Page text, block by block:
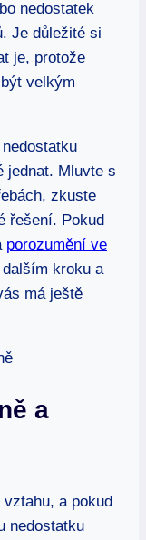
nedostatek
Je důležité si
je, protože
velkým
jednat. Mluvte s
zkuste
řešení. Pokud
porozumění ve
kroku a
má ještě
a
a pokud
nedostatku